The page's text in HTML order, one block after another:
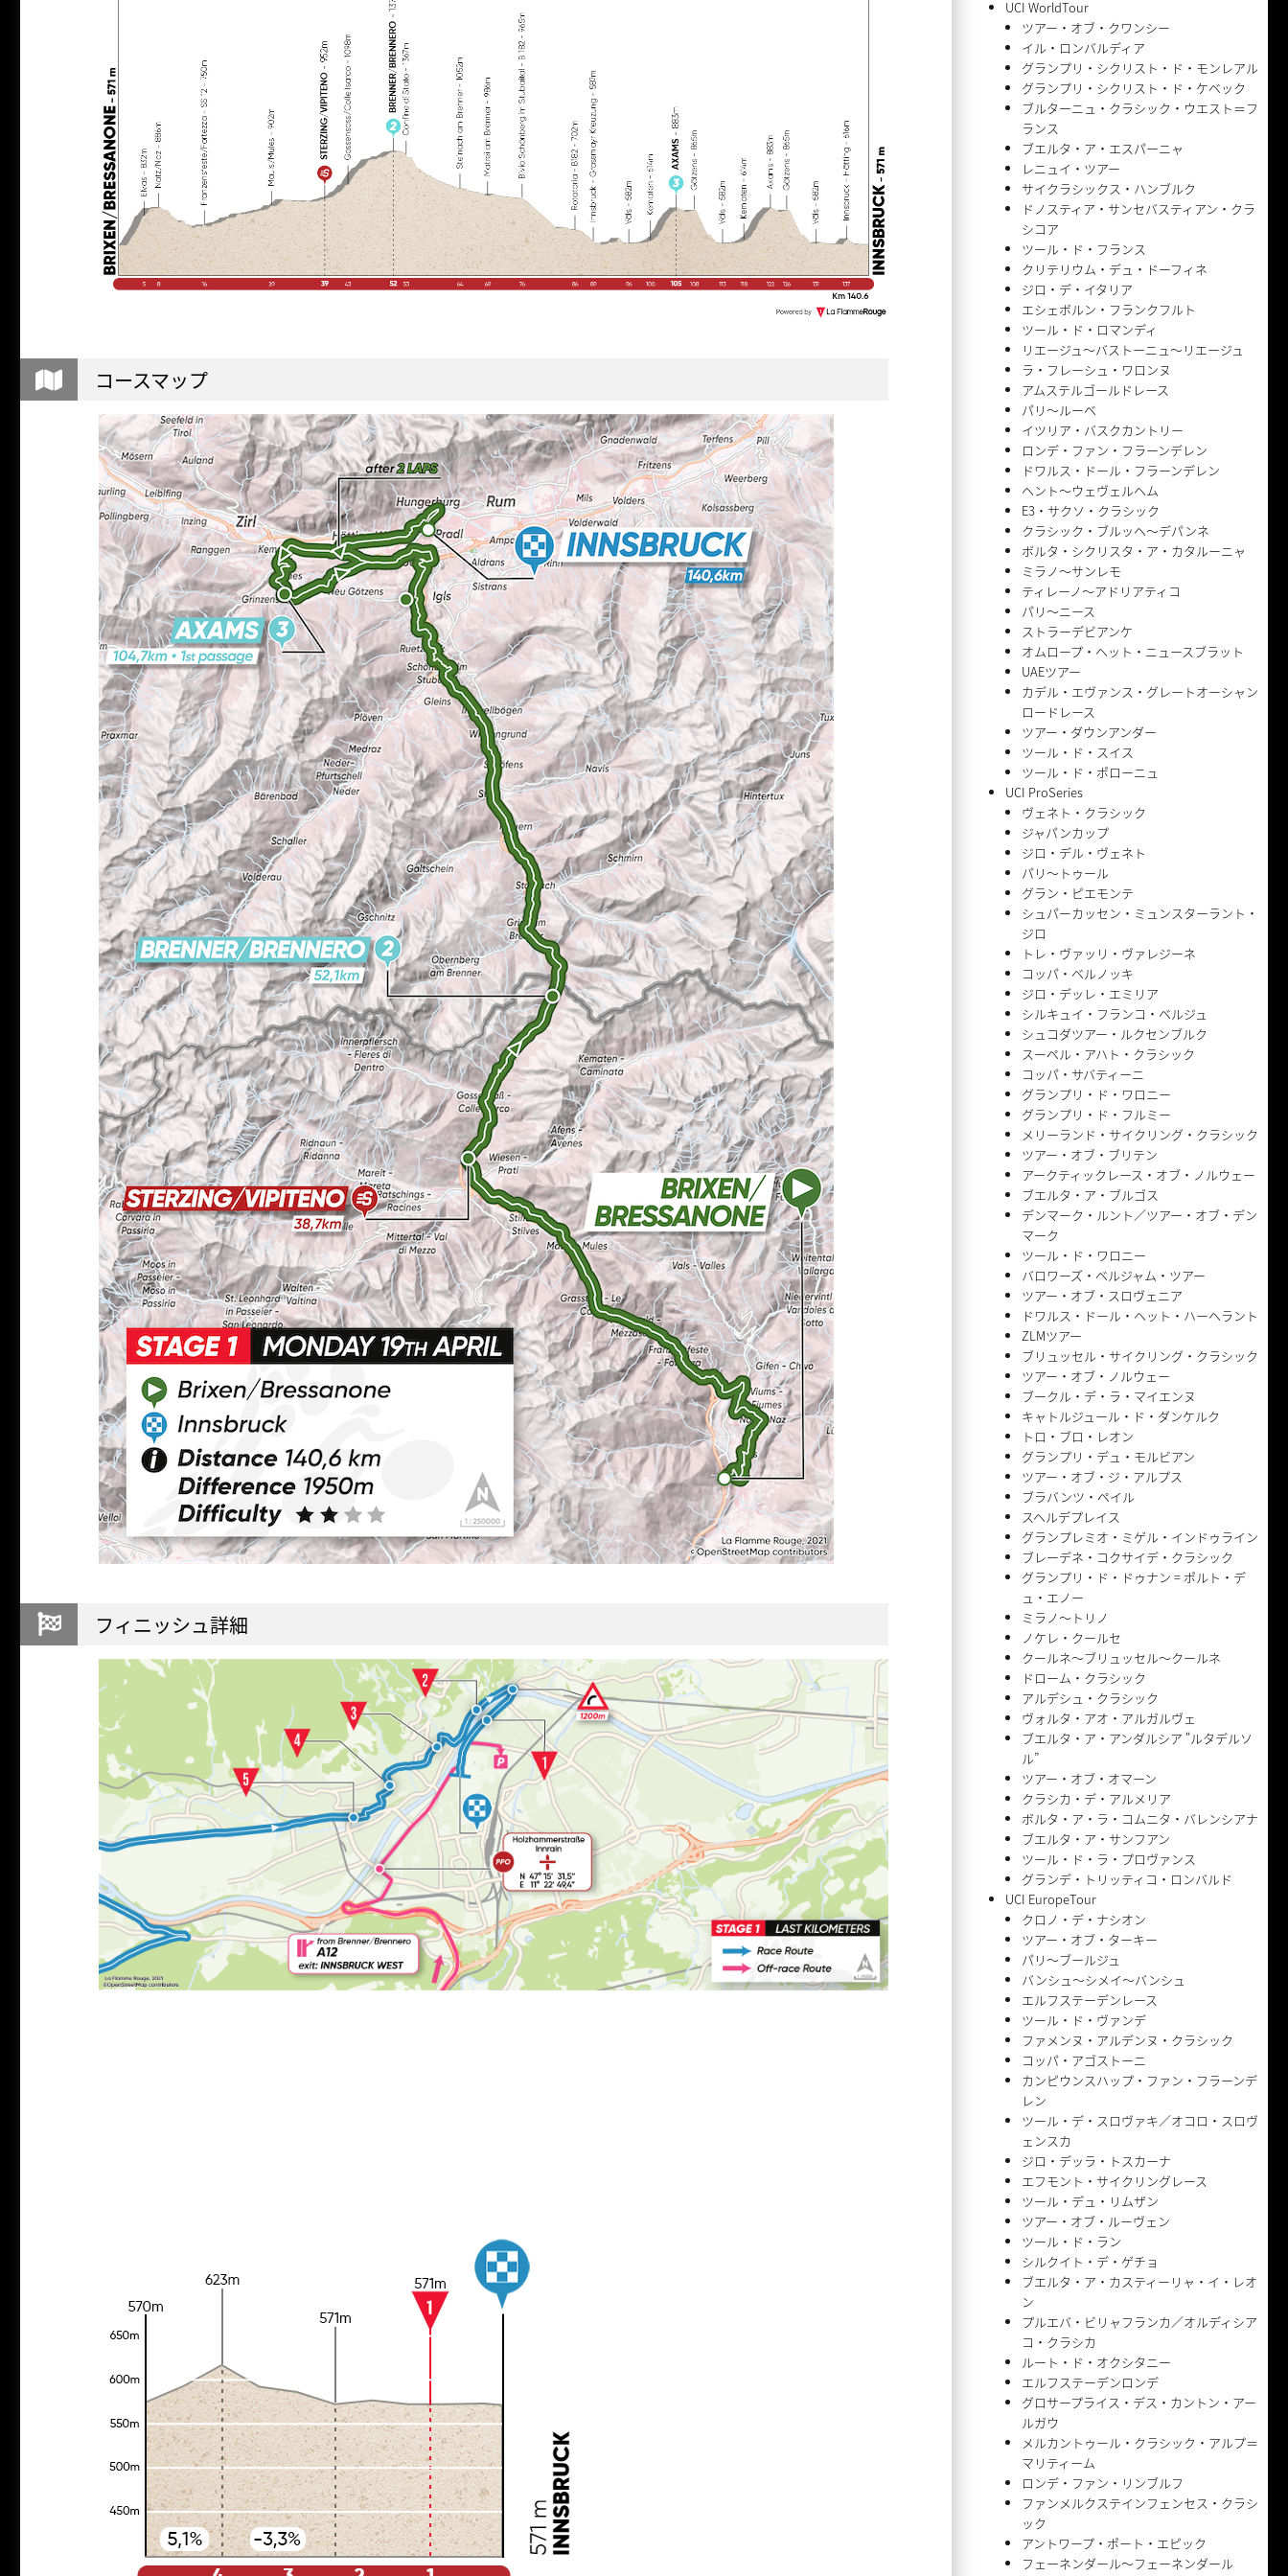
コースマップ
フィニッシュ詳細
UCI WorldTour
ツアー・オブ・クワンシー
イル・ロンバルディア
グランプリ・シクリスト・ド・モンレアル
グランプリ・シクリスト・ド・ケベック
ブルターニュ・クラシック・ウエスト＝フ
ランス
ブエルタ・ア・エスパーニャ
レニュイ・ツアー
サイクラシックス・ハンブルク
ドノスティア・サンセバスティアン・クラ
シコア
ツール・ド・フランス
クリテリウム・デュ・ドーフィネ
ジロ・デ・イタリア
エシェボルン・フランクフルト
ツール・ド・ロマンディ
リエージュ〜バストーニュ〜リエージュ
ラ・フレーシュ・ワロンヌ
アムステルゴールドレース
パリ〜ルーベ
イツリア・バスクカントリー
ロンデ・ファン・フラーンデレン
ドワルス・ドール・フラーンデレン
ヘント〜ウェヴェルヘム
E3・サクソ・クラシック
クラシック・ブルッヘ〜デパンネ
ボルタ・シクリスタ・ア・カタルーニャ
ミラノ〜サンレモ
ティレーノ〜アドリアティコ
パリ〜ニース
ストラーデビアンケ
オムロープ・ヘット・ニュースブラット
UAEツアー
カデル・エヴァンス・グレートオーシャン
ロードレース
ツアー・ダウンアンダー
ツール・ド・スイス
ツール・ド・ポローニュ
UCI ProSeries
ヴェネト・クラシック
ジャパンカップ
ジロ・デル・ヴェネト
パリ〜トゥール
グラン・ピエモンテ
シュパーカッセン・ミュンスターラント・
ジロ
トレ・ヴァッリ・ヴァレジーネ
コッパ・ベルノッキ
ジロ・デッレ・エミリア
シルキュイ・フランコ・ベルジュ
シュコダツアー・ルクセンブルク
スーペル・アハト・クラシック
コッパ・サバティーニ
グランプリ・ド・ワロニー
グランプリ・ド・フルミー
メリーランド・サイクリング・クラシック
ツアー・オブ・ブリテン
アークティックレース・オブ・ノルウェー
ブエルタ・ア・ブルゴス
デンマーク・ルント／ツアー・オブ・デン
マーク
ツール・ド・ワロニー
バロワーズ・ベルジャム・ツアー
ツアー・オブ・スロヴェニア
ドワルス・ドール・ヘット・ハーヘラント
ZLMツアー
ブリュッセル・サイクリング・クラシック
ツアー・オブ・ノルウェー
ブークル・デ・ラ・マイエンヌ
キャトルジュール・ド・ダンケルク
トロ・ブロ・レオン
グランプリ・デュ・モルビアン
ツアー・オブ・ジ・アルプス
ブラバンツ・ペイル
スヘルデプレイス
グランプレミオ・ミゲル・インドゥライン
ブレーデネ・コクサイデ・クラシック
グランプリ・ド・ドゥナン = ポルト・デ
ュ・エノー
ミラノ〜トリノ
ノケレ・クールセ
クールネ〜ブリュッセル〜クールネ
ドローム・クラシック
アルデシュ・クラシック
ヴォルタ・アオ・アルガルヴェ
ブエルタ・ア・アンダルシア "ルタデルソ
ル”
ツアー・オブ・オマーン
クラシカ・デ・アルメリア
ボルタ・ア・ラ・コムニタ・バレンシアナ
ブエルタ・ア・サンフアン
ツール・ド・ラ・プロヴァンス
グランデ・トリッティコ・ロンバルド
UCI EuropeTour
クロノ・デ・ナシオン
ツアー・オブ・ターキー
パリ〜ブールジュ
バンシュ〜シメイ〜バンシュ
エルフステーデンレース
ツール・ド・ヴァンデ
ファメンヌ・アルデンヌ・クラシック
コッパ・アゴストーニ
カンピウンスハップ・ファン・フラーンデ
レン
ツール・デ・スロヴァキ／オコロ・スロヴ
ェンスカ
ジロ・デッラ・トスカーナ
エフモント・サイクリングレース
ツール・デュ・リムザン
ツアー・オブ・ルーヴェン
ツール・ド・ラン
シルクイト・デ・ゲチョ
ブエルタ・ア・カスティーリャ・イ・レオ
ン
プルエバ・ビリャフランカ／オルディシア
コ・クラシカ
ルート・ド・オクシタニー
エルフステーデンロンデ
グロサープライス・デス・カントン・アー
ルガウ
メルカントゥール・クラシック・アルプ＝
マリティーム
ロンデ・ファン・リンブルフ
ファンメルクステインフェンセス・クラシ
ック
アントワープ・ポート・エピック
フェーネンダール〜フェーネンダール